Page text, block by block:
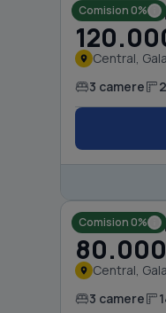
Comision 0%
Casă cu 3
Central,
3 camere
Comision 0%
Casă cu 3
Central,
3 camere